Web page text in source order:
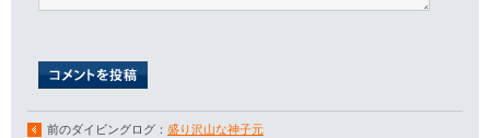
前のダイビングログ： 盛り沢山な神子元